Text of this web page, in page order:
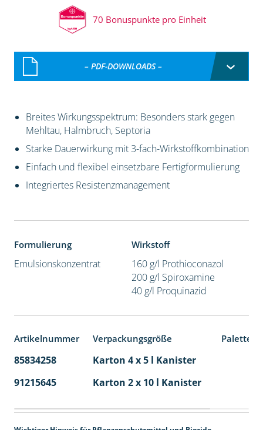
70 Bonuspunkte pro Einheit
– PDF-DOWNLOADS –
Breites Wirkungsspektrum: Besonders stark gegen
Mehltau, Halmbruch, Septoria
Starke Dauerwirkung mit 3-fach-Wirkstoffkombination
Einfach und flexibel einsetzbare Fertigformulierung
Integriertes Resistenzmanagement
Formulierung
Emulsionskonzentrat
Wirkstoff
160 g/l Prothioconazol
200 g/l Spiroxamine
40 g/l Proquinazid
Artikelnummer Verpackungsgröße
85834258 Karton 4 x 5 l Kanister
91215645
Karton 2 x 10 l Kanister